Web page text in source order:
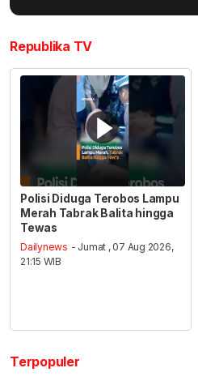
Republika TV
Polisi Diduga Terobos Lampu
Merah Tabrak Balita hingga
Tewas
Dailynews - Jumat , 07 Aug 2026,
21:15 WIB
Terpopuler